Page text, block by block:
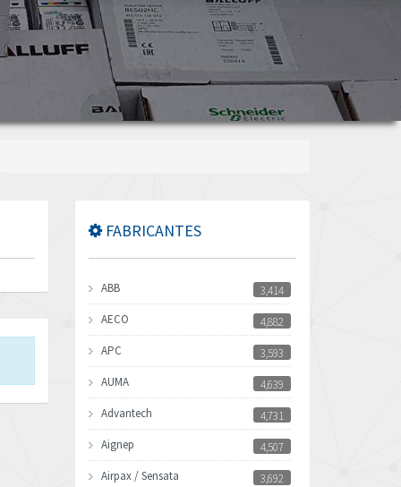
FABRICANTES
ABB
3,414
AECO
4,882
APC
3,593
AUMA
4,639
Advantech
4,731
Aignep
4,507
Airpax / Sensata
3,692